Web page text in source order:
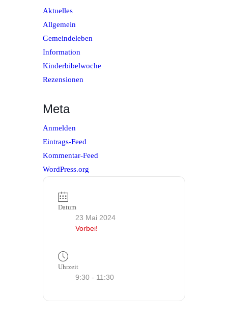
Aktuelles
Allgemein
Gemeindeleben
Information
Kinderbibelwoche
Rezensionen
Meta
Anmelden
Eintrags-Feed
Kommentar-Feed
WordPress.org
Datum
23 Mai 2024
Vorbei!
Uhrzeit
9:30 - 11:30